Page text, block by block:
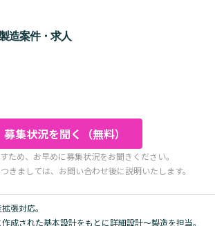
造案件・求人
募集状況を聞く（無料）
ため、お早めに募集状況をお聞きください。
きましては、お問い合わせ後に説明いたします。
張対応。
成された基本設計をもとに詳細設計～製造を担当。